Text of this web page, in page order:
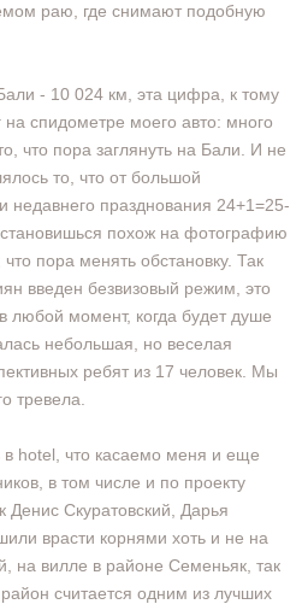
раю, где снимают подобную
- 10 024 км, эта цифра, к тому
спидометре моего авто: много
что пора заглянуть на Бали. И не
то, что от большой
недавнего празднования 24+1=25-
похож на фотографию
пора менять обстановку. Так
введен безвизовый режим, это
любой момент, когда будет душе
небольшая, но веселая
ребят из 17 человек. Мы
тревела.
в hotel, что касаемо меня и еще
в том числе и по проекту
Денис Скуратовский, Дарья
врасти корнями хоть и не на
на вилле в районе Семеньяк, так
считается одним из лучших